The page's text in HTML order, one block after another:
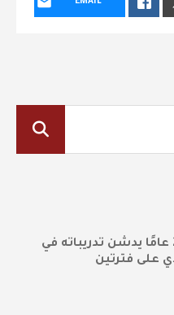
الفيصلي تحت 21 عامًا يدشن تدريباته في
على فترتين